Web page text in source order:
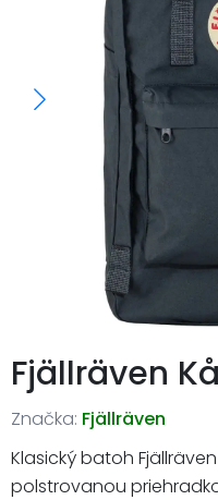
Fjällräven
Značka: Fjällräven
Klasický batoh
polstrovanou